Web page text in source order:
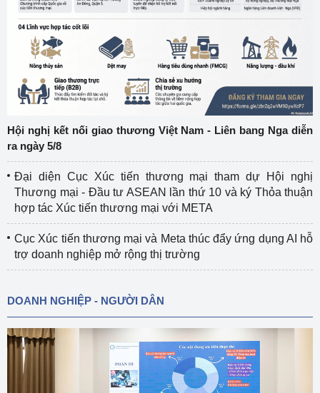
Hội nghị kết nối giao thương Việt Nam - Liên bang Nga diễn
ra ngày 5/8
Đại diện Cục Xúc tiến thương mại tham dự Hội nghị
Thương mại - Đầu tư ASEAN lần thứ 10 và ký Thỏa thuận
hợp tác Xúc tiến thương mại với META
Cục Xúc tiến thương mại và Meta thúc đẩy ứng dụng AI hỗ
trợ doanh nghiệp mở rộng thị trường
DOANH NGHIỆP - NGƯỜI DÂN